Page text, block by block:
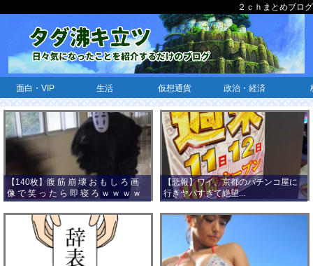
２ｃｈまとめブログ
面白・VIP 生活 仮想通貨 政治・経済
【140枚】腹 筋 崩 壊 お も し ろ 画
像 で 笑 っ た ら 即 寝 ろ ｗ ｗ ｗ ｗ
ｗ ｗ ｗ ｗ ｗ ｗ ｗ ｗ
【悲報】ワイ、京都のパチンコ屋に
行きヤバすぎて絶望...